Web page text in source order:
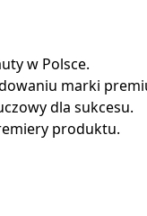
w Polsce.
marki
dla sukcesu.
produktu.